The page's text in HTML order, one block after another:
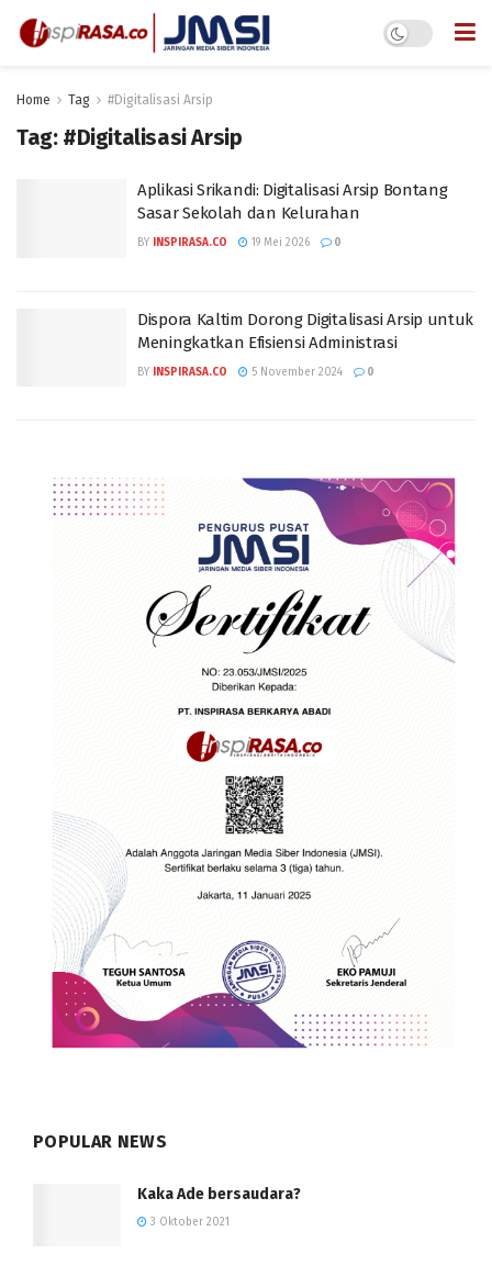
Home Tag #Digitalisasi Arsip
Tag: #Digitalisasi Arsip
Aplikasi Srikandi: Digitalisasi Arsip Bontang
Sasar Sekolah dan Kelurahan
BY INSPIRASA.CO 19 Mei 2026 0
Dispora Kaltim Dorong Digitalisasi Arsip untuk
Meningkatkan Efisiensi Administrasi
BY INSPIRASA.CO 5 November 2024 0
POPULAR NEWS
Kaka Ade bersaudara?
3 Oktober 2021